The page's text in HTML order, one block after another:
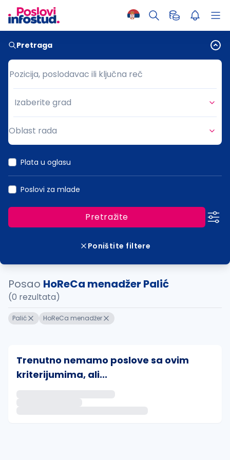
Pretraga
Pozicija, poslodavac ili ključna reč
Pozicija, poslodavac ili ključna reč
Grad
Izaberite grad
Oblast rada
Plata u oglasu
Poslovi za mlade
Pretražite
Poništite filtere
Posao HoReCa menadžer Palić
(0 rezultata)
Palić HoReCa menadžer
Trenutno nemamo poslove sa ovim
kriterijumima, ali...